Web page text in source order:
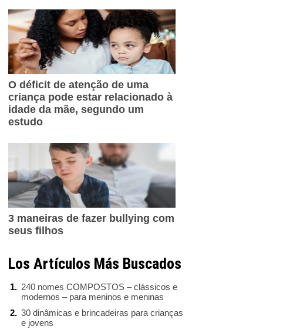
O déficit de atenção de uma
criança pode estar relacionado à
idade da mãe, segundo um
estudo
3 maneiras de fazer bullying com
seus filhos
Los Artículos Más Buscados
240 nomes COMPOSTOS – clássicos e
modernos – para meninos e meninas
30 dinâmicas e brincadeiras para crianças
e jovens